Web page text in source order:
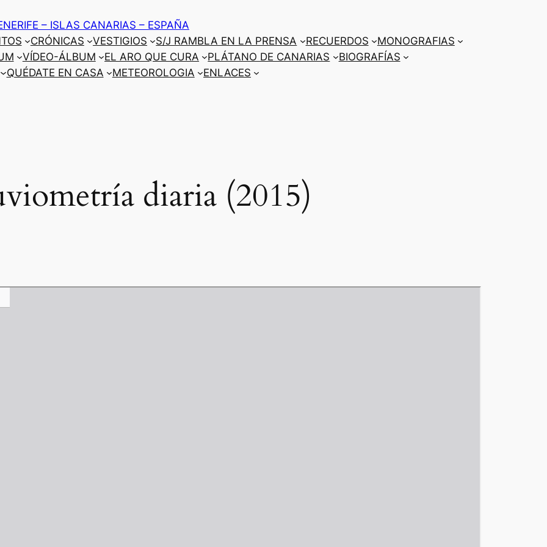
– ISLAS CANARIAS – ESPAÑA
CRÓNICAS VESTIGIOS S/J RAMBLA EN LA PRENSA RECUERDOS
MONOGRAFIAS
VÍDEO-ÁLBUM EL ARO QUE CURA PLÁTANO DE CANARIAS
BIOGRAFÍAS
QUÉDATE EN CASA METEOROLOGIA ENLACES
diaria (2015)